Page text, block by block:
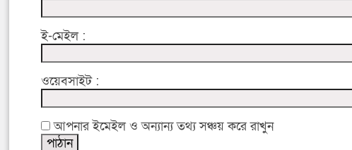
ই-মেইল :
ওয়েবসাইট :
আপনার ইমেইল ও অন্যান্য তথ্য সঞ্চয় করে রাখুন